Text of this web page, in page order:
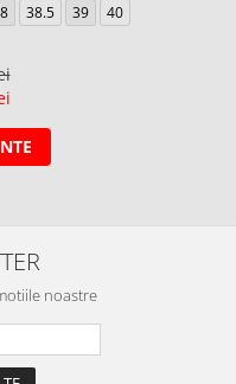
38.5 39
40
noastre